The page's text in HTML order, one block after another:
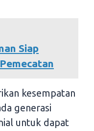
Siap
kesempatan
generasi
untuk dapat